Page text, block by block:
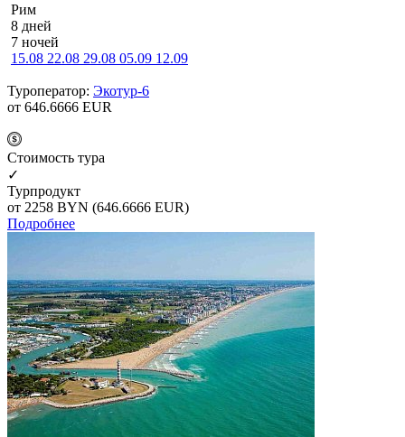
Рим
8 дней
7 ночей
15.08 22.08 29.08 05.09 12.09
Туроператор: Экотур-6
от 646.6666 EUR
Cтоимость тура
✓
Турпродукт
от 2258 BYN (646.6666 EUR)
Подробнее